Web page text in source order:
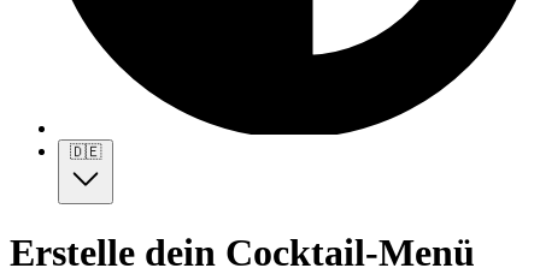
🇩🇪
Erstelle dein Cocktail-Menü